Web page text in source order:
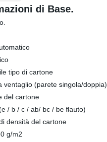
di Base.
tipo di cartone
ventaglio (parete singola/doppia)
del cartone
/ b / c / ab/ bc / be flauto)
densità del cartone
g/m2